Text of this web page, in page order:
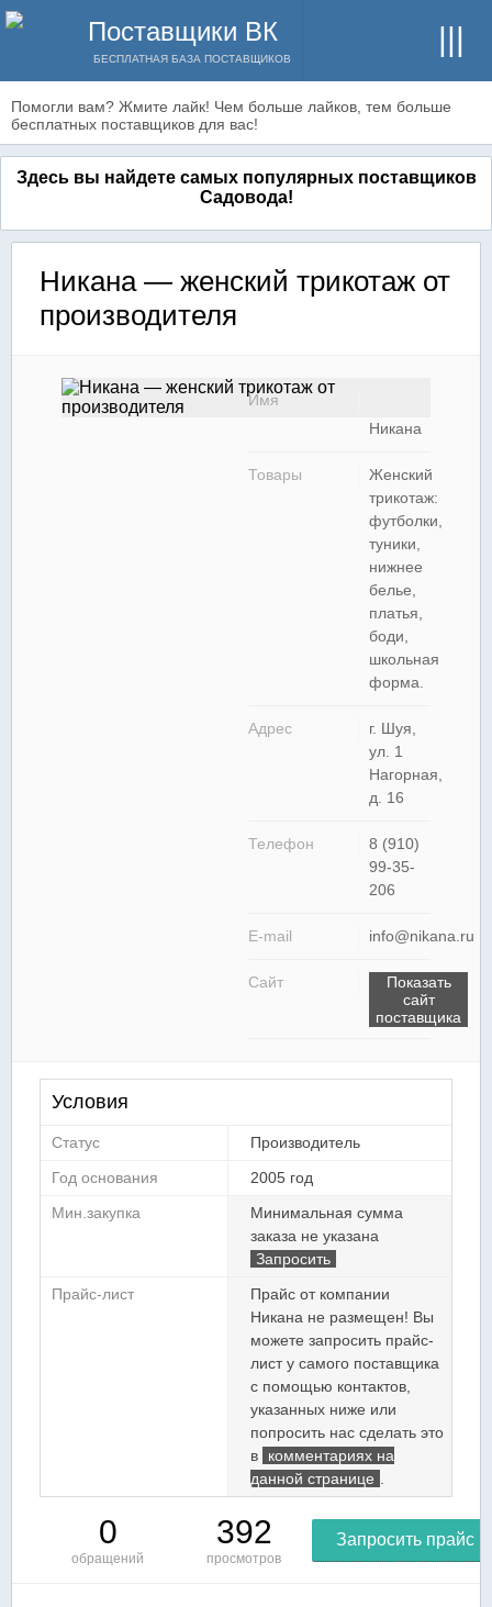
Поставщики ВК
БЕСПЛАТНАЯ БАЗА ПОСТАВЩИКОВ
Помогли вам? Жмите лайк! Чем больше лайков, тем больше
бесплатных поставщиков для вас!
Здесь вы найдете самых популярных поставщиков
Садовода!
Никана — женский трикотаж от
производителя
Имя
Никана
Товары
Женский
трикотаж:
футболки,
туники,
нижнее
белье,
платья,
боди,
школьная
форма.
Адрес
г. Шуя,
ул. 1
Нагорная,
д. 16
Телефон
8 (910)
99-35-
206
E-mail info@nikana.ru
Сайт
Показать
сайт
поставщика
Условия
Статус
Производитель
Год основания
2005 год
Мин.закупка
Минимальная сумма
заказа не указана
Запросить
Прайс-лист
Прайс от компании
Никана не размещен! Вы
можете запросить прайс-
лист у самого поставщика
с помощью контактов,
указанных ниже или
попросить нас сделать это
в
комментариях на
данной странице
0
обращений
392
просмотров
Запросить прайс